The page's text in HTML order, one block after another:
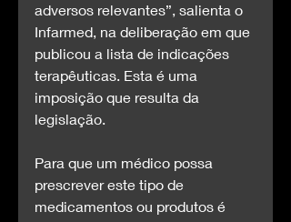
adversos relevantes”, salienta o
Infarmed, na deliberação em que
publicou a lista de indicações
terapêuticas. Esta é uma
imposição que resulta da
legislação.
Para que um médico possa
prescrever este tipo de
medicamentos ou produtos é